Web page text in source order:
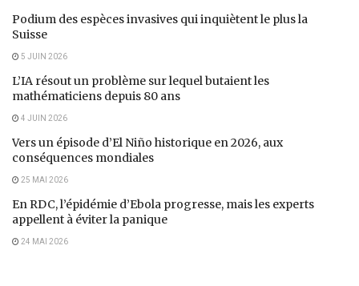
Podium des espèces invasives qui inquiètent le plus la
Suisse
5 JUIN 2026
L’IA résout un problème sur lequel butaient les
mathématiciens depuis 80 ans
4 JUIN 2026
Vers un épisode d’El Niño historique en 2026, aux
conséquences mondiales
25 MAI 2026
En RDC, l’épidémie d’Ebola progresse, mais les experts
appellent à éviter la panique
24 MAI 2026